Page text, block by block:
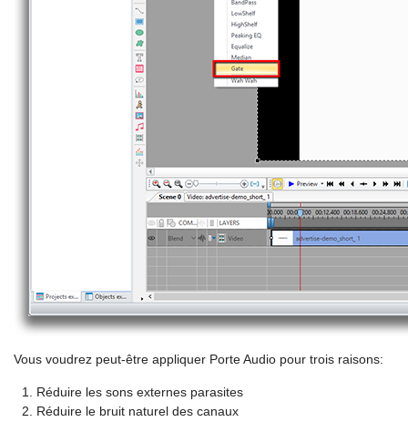
Vous voudrez peut-être appliquer Porte Audio pour trois raisons:
Réduire les sons externes parasites
Réduire le bruit naturel des canaux